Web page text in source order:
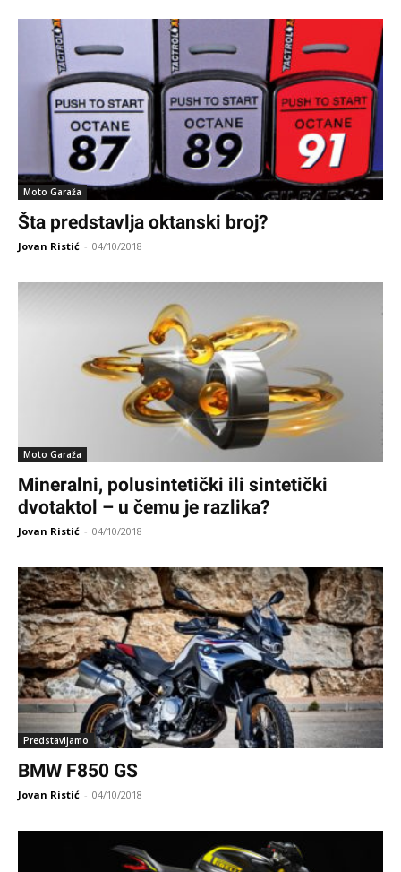
Moto Garaža
Šta predstavlja oktanski broj?
Jovan Ristić - 04/10/2018
Moto Garaža
Mineralni, polusintetički ili sintetički
dvotaktol – u čemu je razlika?
Jovan Ristić - 04/10/2018
Predstavljamo
BMW F850 GS
Jovan Ristić - 04/10/2018